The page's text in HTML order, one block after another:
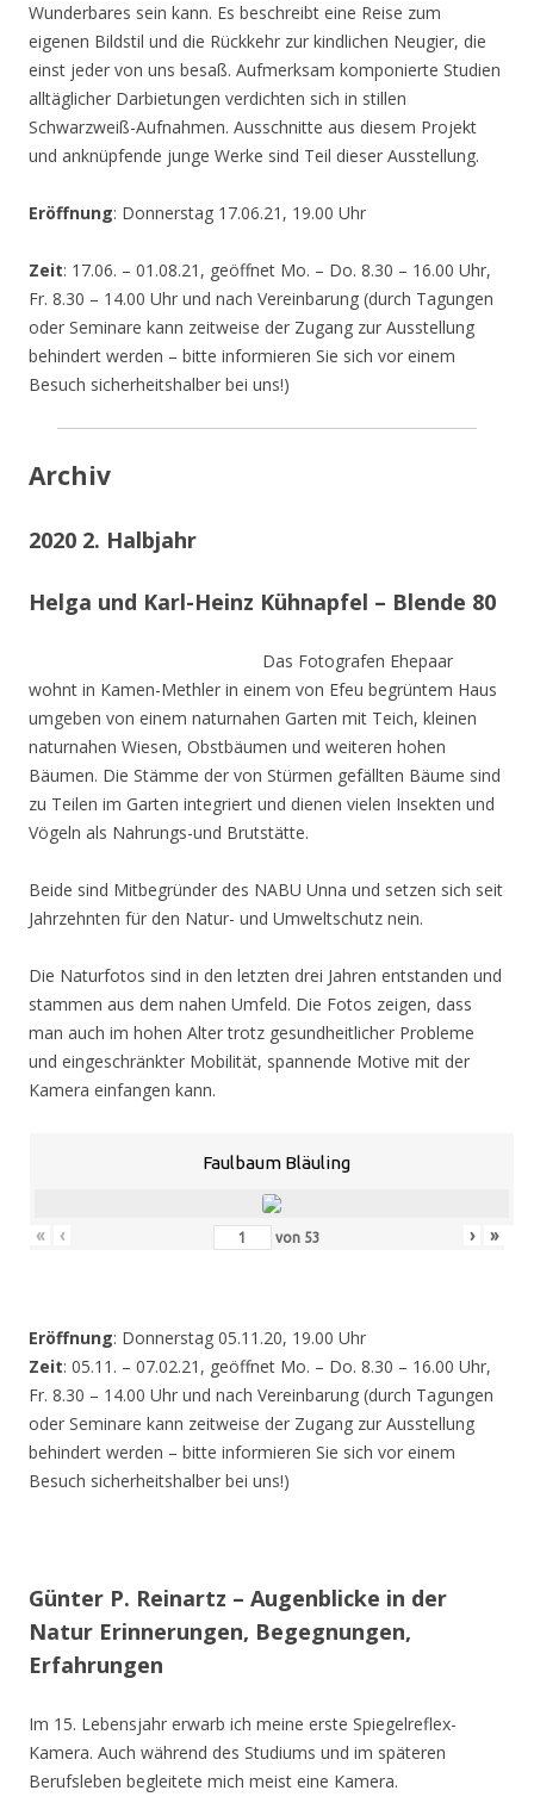
Wunderbares sein kann. Es beschreibt eine Reise zum
eigenen Bildstil und die Rückkehr zur kindlichen Neugier, die
einst jeder von uns besaß. Aufmerksam komponierte Studien
alltäglicher Darbietungen verdichten sich in stillen
Schwarzweiß-Aufnahmen. Ausschnitte aus diesem Projekt
und anknüpfende junge Werke sind Teil dieser Ausstellung.
Eröffnung: Donnerstag 17.06.21, 19.00 Uhr
Zeit: 17.06. – 01.08.21, geöffnet Mo. – Do. 8.30 – 16.00 Uhr,
Fr. 8.30 – 14.00 Uhr und nach Vereinbarung (durch Tagungen
oder Seminare kann zeitweise der Zugang zur Ausstellung
behindert werden – bitte informieren Sie sich vor einem
Besuch sicherheitshalber bei uns!)
Archiv
2020 2. Halbjahr
Helga und Karl-Heinz Kühnapfel – Blende 80
Das Fotografen Ehepaar
wohnt in Kamen-Methler in einem von Efeu begrüntem Haus
umgeben von einem naturnahen Garten mit Teich, kleinen
naturnahen Wiesen, Obstbäumen und weiteren hohen
Bäumen. Die Stämme der von Stürmen gefällten Bäume sind
zu Teilen im Garten integriert und dienen vielen Insekten und
Vögeln als Nahrungs-und Brutstätte.
Beide sind Mitbegründer des NABU Unna und setzen sich seit
Jahrzehnten für den Natur- und Umweltschutz nein.
Die Naturfotos sind in den letzten drei Jahren entstanden und
stammen aus dem nahen Umfeld. Die Fotos zeigen, dass
man auch im hohen Alter trotz gesundheitlicher Probleme
und eingeschränkter Mobilität, spannende Motive mit der
Kamera einfangen kann.
Faulbaum Bläuling
« ‹ von 53 › »
Eröffnung: Donnerstag 05.11.20, 19.00 Uhr
Zeit: 05.11. – 07.02.21, geöffnet Mo. – Do. 8.30 – 16.00 Uhr,
Fr. 8.30 – 14.00 Uhr und nach Vereinbarung (durch Tagungen
oder Seminare kann zeitweise der Zugang zur Ausstellung
behindert werden – bitte informieren Sie sich vor einem
Besuch sicherheitshalber bei uns!)
Günter P. Reinartz – Augenblicke in der
Natur Erinnerungen, Begegnungen,
Erfahrungen
Im 15. Lebensjahr erwarb ich meine erste Spiegelreflex-
Kamera. Auch während des Studiums und im späteren
Berufsleben begleitete mich meist eine Kamera.